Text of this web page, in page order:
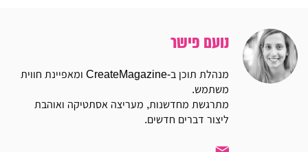
נועם פישר
מנהלת תוכן ב-CreateMagazine ומאפיינת חווית
משתמש.
מתרגשת מחדשנות, מעריצה אסתטיקה ואוהבת
ליצור דברים חדשים.